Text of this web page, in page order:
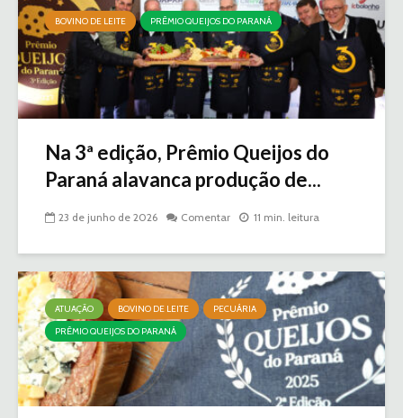
BOVINO DE LEITE PRÊMIO QUEIJOS DO PARANÁ
Na 3ª edição, Prêmio Queijos do
Paraná alavanca produção de...
23 de junho de 2026 Comentar 11 min. leitura
ATUAÇÃO BOVINO DE LEITE
PECUÁRIA
PRÊMIO QUEIJOS DO PARANÁ